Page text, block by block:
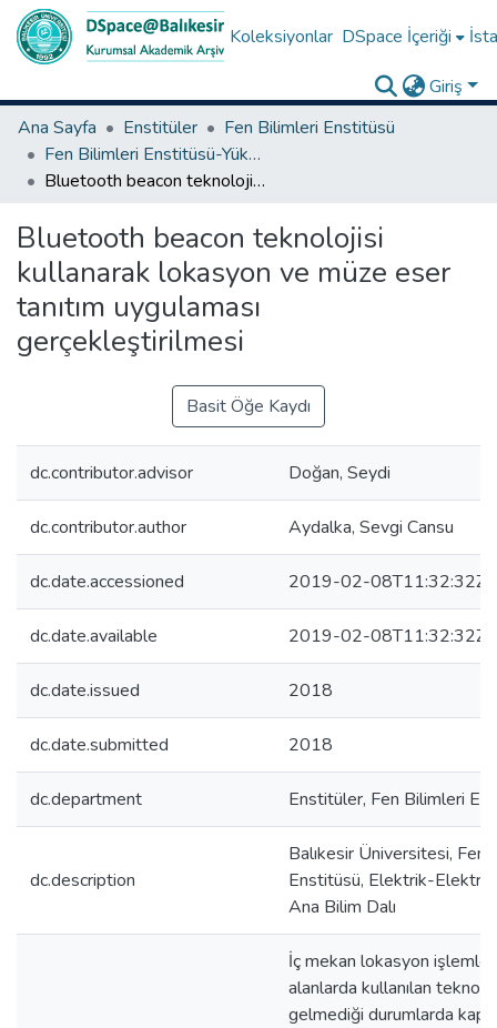
Koleksiyonlar DSpace İçeriği
Giriş
Ana Sayfa
Enstitüler
Fen Bilimleri Enstitüsü
Fen Bilimleri Enstitüsü-Yüksek Lisans Tezleri
Bluetooth beacon teknolojisi kullanarak lokasyon ve müze eser tanıtım uygulaması gerçekleştirilmesi
Bluetooth beacon teknolojisi
kullanarak lokasyon ve müze eser
tanıtım uygulaması
gerçekleştirilmesi
Basit Öğe Kaydı
dc.contributor.advisor Doğan, Seydi
dc.contributor.author Aydalka, Sevgi Cansu
dc.date.accessioned 2019-02-08T11:32:32Z
dc.date.available 2019-02-08T11:32:32Z
dc.date.issued 2018
dc.date.submitted 2018
dc.department Enstitüler, Fen Bilimleri
dc.description
Balıkesir Üniversitesi, Fen
Enstitüsü, Elektrik-
Ana Bilim Dalı
İç mekan lokasyon
alanlarda kullanılan
gelmediği durumlarda